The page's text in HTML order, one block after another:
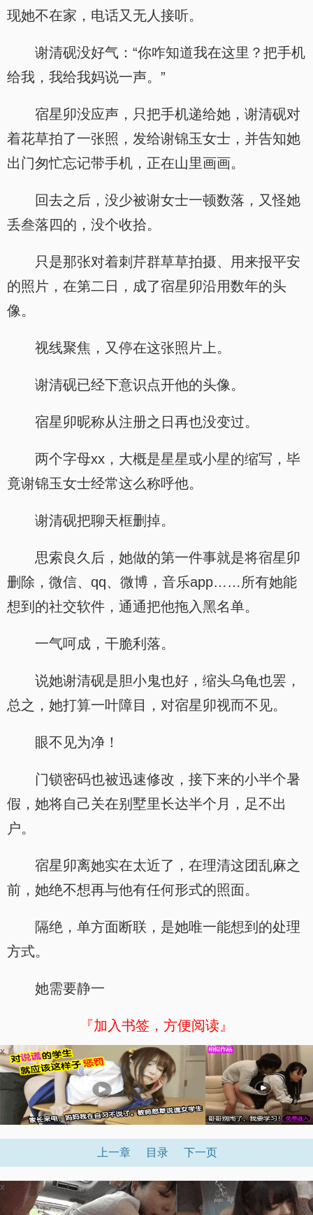
现她不在家，电话又无人接听。
谢清砚没好气：“你咋知道我在这里？把手机
给我，我给我妈说一声。”
宿星卯没应声，只把手机递给她，谢清砚对
着花草拍了一张照，发给谢锦玉女士，并告知她
出门匆忙忘记带手机，正在山里画画。
回去之后，没少被谢女士一顿数落，又怪她
丢叁落四的，没个收拾。
只是那张对着刺芹群草草拍摄、用来报平安
的照片，在第二日，成了宿星卯沿用数年的头
像。
视线聚焦，又停在这张照片上。
谢清砚已经下意识点开他的头像。
宿星卯昵称从注册之日再也没变过。
两个字母xx，大概是星星或小星的缩写，毕
竟谢锦玉女士经常这么称呼他。
谢清砚把聊天框删掉。
思索良久后，她做的第一件事就是将宿星卯
删除，微信、qq、微博，音乐app……所有她能
想到的社交软件，通通把他拖入黑名单。
一气呵成，干脆利落。
说她谢清砚是胆小鬼也好，缩头乌龟也罢，
总之，她打算一叶障目，对宿星卯视而不见。
眼不见为净！
门锁密码也被迅速修改，接下来的小半个暑
假，她将自己关在别墅里长达半个月，足不出
户。
宿星卯离她实在太近了，在理清这团乱麻之
前，她绝不想再与他有任何形式的照面。
隔绝，单方面断联，是她唯一能想到的处理
方式。
她需要静一
『加入书签，方便阅读』
x
上一章 目录 下一页
x